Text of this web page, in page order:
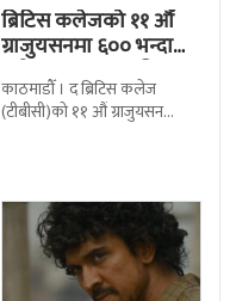
ब्रिटिस कलेजको ११ औँ
ग्राजुयसनमा ६०० भन्दा
बढी ग्राजुयट सम्मानित
काठमाडौँ । द ब्रिटिस कलेज
(टीबीसी)को ११ औं ग्राजुयसन